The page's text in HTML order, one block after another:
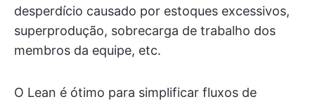
desperdício causado por estoques excessivos,
superprodução, sobrecarga de trabalho dos
membros da equipe, etc.
O Lean é ótimo para simplificar fluxos de